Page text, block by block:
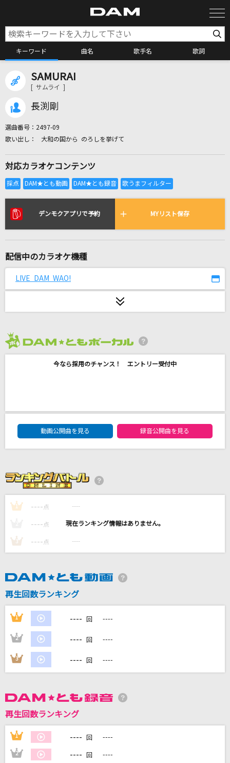
キーワード 曲名 歌手名 歌詞
全国りれき
リアルタイムで歌われている曲の一覧
[生音]チェックのワンピース(back number do
me tour 2018 “stay with you“)
米津玄師
BORN TO BE
Official髭男dism
[生音]I LOVE YOU
雨上がりのアイリス
キミと××××したいだけ
爆裂愛してる
M!LK
DAMの新曲・ランキングなど
カラオケ最新情報をチェック！
カラオケをもっと楽しもう！
SAMURAI
[ サムライ ]
長渕剛
選曲番号： 2497-09
大和の国から のろしを挙げて
対応カラオケコンテンツ
デンモクアプリで予約 MYリスト保存
配信中のカラオケ機種
LIVE DAM WAO!
今なら採用のチャンス！ エントリー受付中
DAM★ともボーカルエントリーランキング
動画公開曲を見る
録音公開曲を見る
1 ---- 点 ----
---- 点 ----
3 ---- 点 ----
再生回数ランキング
1 ---- 回 ----
2 ---- 回 ----
3 ---- 回 ----
再生回数ランキング
1 ---- 回 ----
2 ---- 回 ----